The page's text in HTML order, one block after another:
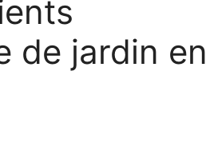
de jardin en